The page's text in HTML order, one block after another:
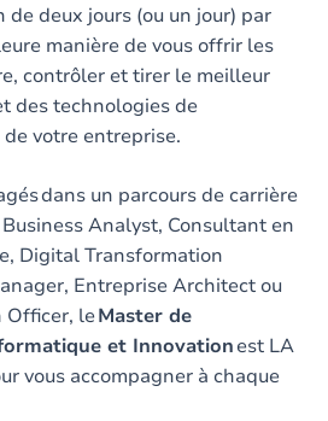
de deux jours (ou un jour) par
manière de vous offrir les
contrôler et tirer le meilleur
des technologies de
votre entreprise.
dans un parcours de carrière
Analyst, Consultant en
Digital Transformation
Entreprise Architect ou
Officer, leMaster de
et Innovationest LA
vous accompagner à chaque